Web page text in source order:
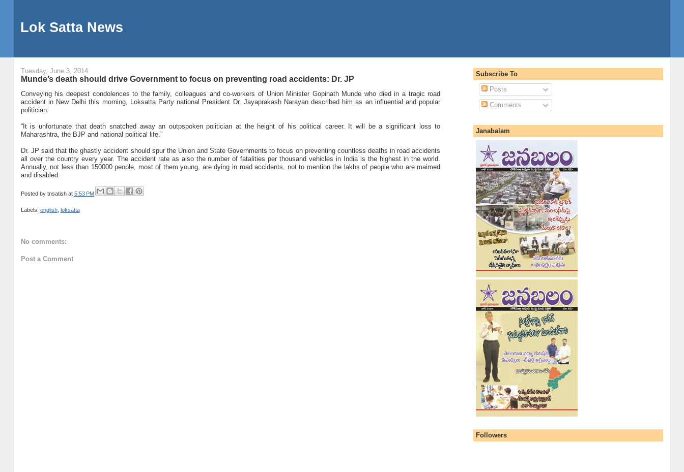
Lok Satta News
Tuesday, June 3, 2014
Munde’s death should drive Government to focus on preventing road accidents: Dr. JP
Conveying his deepest condolences to the family, colleagues and co-workers of Union Minister Gopinath Munde who died in a tragic road
accident in New Delhi this morning, Loksatta Party national President Dr. Jayaprakash Narayan described him as an influential and popular
politician.
“It is unfortunate that death snatched away an outpspoken politician at the height of his political career. It will be a significant loss to
Maharashtra, the BJP and national political life.”
Dr. JP said that the ghastly accident should spur the Union and State Governments to focus on preventing countless deaths in road accidents
all over the country every year. The accident rate as also the number of fatalities per thousand vehicles in India is the highest in the world.
Annually, not less than 150000 people, most of them young, are dying in road accidents, not to mention the lakhs of people who are maimed
and disabled.
Posted by tnsatish at 5:53 PM
Labels: english, loksatta
No comments:
Post a Comment
Subscribe To
Posts
Comments
Janabalam
Followers